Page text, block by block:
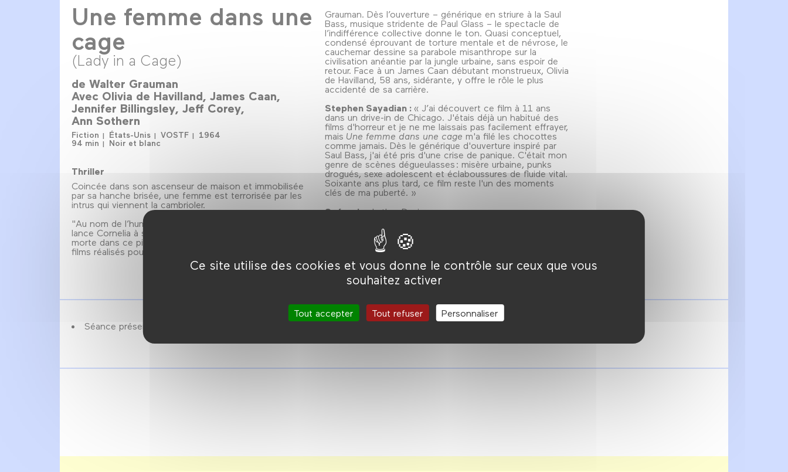
Ce site utilise des cookies et vous donne le contrôle sur ceux que vous
souhaitez activer
Tout accepter Tout refuser Personnaliser
Une femme dans une
cage
(Lady in a Cage)
de Walter Grauman
Avec Olivia de Havilland James Caan
Jennifer Billingsley Jeff Corey
Ann Sothern
Fiction États-Unis VOSTF
1964
94 min
Noir et blanc
Thriller
Coincée dans son ascenseur de maison et immobilisée
par sa hanche brisée, une femme est terrorisée par les
intrus qui viennent la cambrioler.
"Au nom de l’humanité, laissez-moi sortir de ma cage !"
lance Cornelia à ses agresseurs. Mais l’humanité est bien
morte dans ce pionnier du home invasion, l’un des rares
films réalisés pour le cinéma par le téléaste Walter
Grauman. Dès l’ouverture – générique en striure à la Saul
Bass, musique stridente de Paul Glass – le spectacle de
l’indifférence collective donne le ton. Quasi conceptuel,
condensé éprouvant de torture mentale et de névrose, le
cauchemar dessine sa parabole misanthrope sur la
civilisation anéantie par la jungle urbaine, sans espoir de
retour. Face à un James Caan débutant monstrueux, Olivia
de Havilland, 58 ans, sidérante, y offre le rôle le plus
accidenté de sa carrière.
Stephen Sayadian : « J’ai découvert ce film à 11 ans
dans un drive-in de Chicago. J'étais déjà un habitué des
films d'horreur et je ne me laissais pas facilement effrayer,
mais Une femme dans une cage m'a filé les chocottes
comme jamais. Dès le générique d'ouverture inspiré par
Saul Bass, j'ai été pris d'une crise de panique. C'était mon
genre de scènes dégueulasses : misère urbaine, punks
drogués, sexe adolescent et éclaboussures de fluide vital.
Soixante ans plus tard, ce film reste l'un des moments
clés de ma puberté. »
Scénario :Luther Davis
Leon Barsha
Paul Glass
Production :Luther Davis
Séance présentée par Stephen Sayadian.